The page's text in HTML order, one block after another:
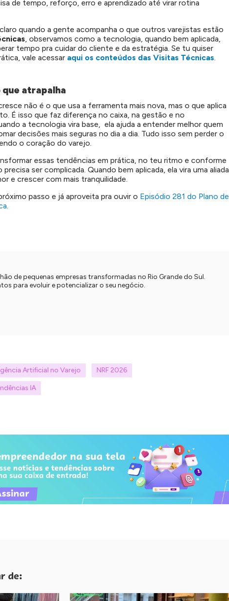
de tempo, reforço, erro e aprendizado até virar rotina
quando a gente acompanha o que outros varejistas estão
, observamos como a tecnologia, quando bem aplicada,
tempo pra cuidar do cliente e da estratégia. Se tu quiser
vale acessar aqui os conteúdos das Visitas Técnicas
que atrapalha
não é o que usa a ferramenta mais nova, mas o que aplica
É isso que faz diferença no caixa, na gestão e no
a tecnologia vira base, ela ajuda a entender melhor quem
decisões mais seguras no dia a dia. Tudo isso sem perder o
o coração do varejo.
essas tendências em prática, no teu ritmo e conforme
ser complicada. Quando bem aplicada, ela vira uma aliada
e crescer com mais tranquilidade.
passo e já aproveita pra ouvir o Episódio 281 do Plano de
de pequenas empresas transformadas no Rio Grande do Sul.
para evoluir e potencializar o seu negócio.
Artificial no Varejo NRF 2026
IA
de: